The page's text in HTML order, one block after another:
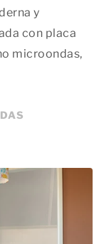
y
con placa
microondas,